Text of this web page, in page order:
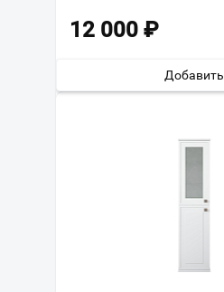
12 000 ₽
Добавить